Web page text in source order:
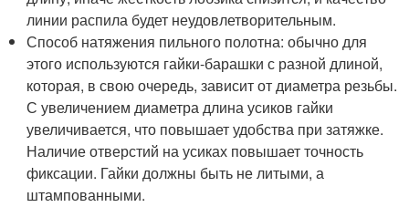
линии распила будет неудовлетворительным.
Способ натяжения пильного полотна: обычно для
этого используются гайки-барашки с разной длиной,
которая, в свою очередь, зависит от диаметра резьбы.
С увеличением диаметра длина усиков гайки
увеличивается, что повышает удобства при затяжке.
Наличие отверстий на усиках повышает точность
фиксации. Гайки должны быть не литыми, а
штампованными.